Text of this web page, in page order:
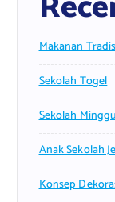
Makanan
Sekolah Togel
Sekolah
Anak Sekolah
Konsep